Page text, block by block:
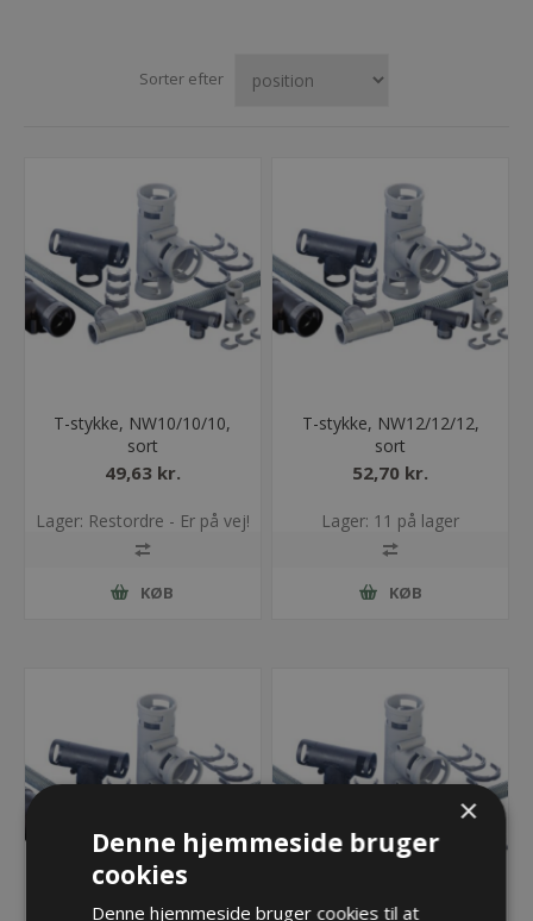
Sorter efter
T-stykke, NW10/10/10,
sort
49,63 kr.
Lager: Restordre - Er på vej!
KØB
T-stykke, NW12/12/12,
sort
52,70 kr.
Lager: 11 på lager
KØB
×
Denne hjemmeside bruger
cookies
Denne hjemmeside bruger cookies til at